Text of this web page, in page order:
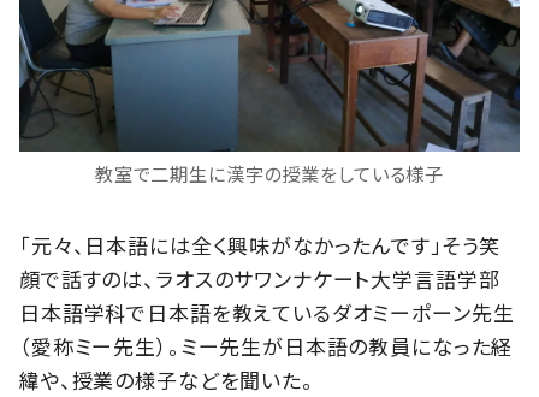
教室で二期生に漢字の授業をしている様子
「元々、日本語には全く興味がなかったんです」そう笑
顔で話すのは、ラオスのサワンナケート大学言語学部
日本語学科で日本語を教えているダオミーポーン先生
（愛称ミー先生）。ミー先生が日本語の教員になった経
緯や、授業の様子などを聞いた。